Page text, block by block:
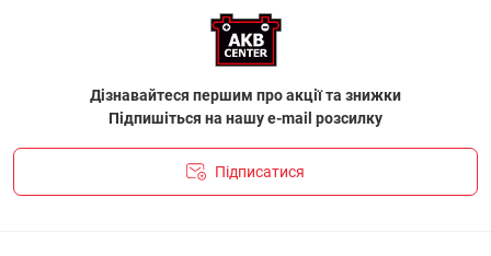
Дізнавайтеся першим про акції та знижки
Підпишіться на нашу e-mail розсилку
Підписатися